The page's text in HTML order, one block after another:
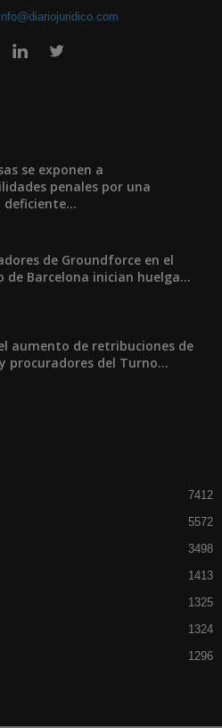
info@diariojuridico.com
se exponen a
penales por una
deficiente...
de Groundforce en el
de Barcelona inician huelga...
aumento de retribuciones de
procuradores del Turno...
7412
5572
3498
1413
1325
1324
1296